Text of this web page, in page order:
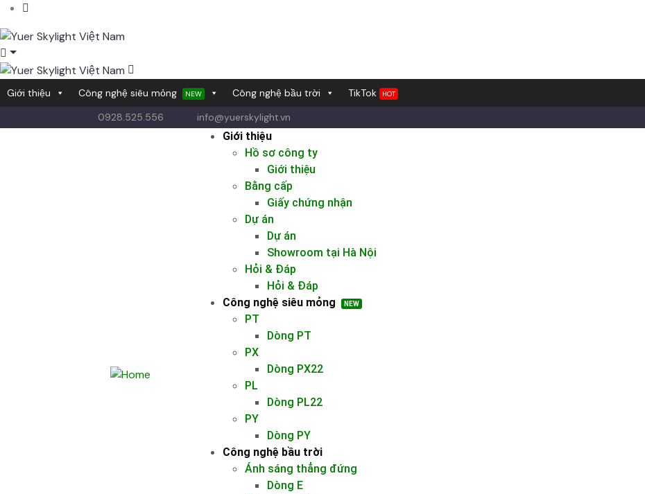
Giới thiệu Công nghệ siêu mỏng NEW Công nghệ bầu trời TikTok HOT
0928.525.556 info@yuerskylight.vn
Giới thiệu
Hồ sơ công ty
Giới thiệu
Bằng cấp
Giấy chứng nhận
Dự án
Dự án
Showroom tại Hà Nội
Hỏi & Đáp
Hỏi & Đáp
Công nghệ siêu mỏng
NEW
PT
Dòng PT
PX
Dòng PX22
PL
Dòng PL22
PY
Dòng PY
Công nghệ bầu trời
Ánh sáng thẳng đứng
Dòng E